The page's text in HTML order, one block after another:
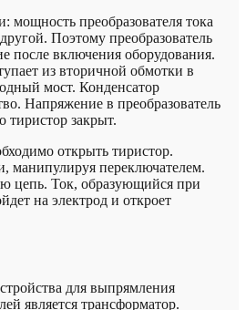
мощность преобразователя тока
Поэтому преобразователь
после включения оборудования.
из вторичной обмотки в
мост. Конденсатор
Напряжение в преобразователь
тиристор закрыт.
открыть тиристор.
манипулируя переключателем.
цепь. Ток, образующийся при
на электрод и откроет
для выпрямления
является трансформатор.